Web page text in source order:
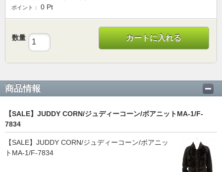
ポイント： 0 Pt
数量 カートに入れる
商品情報
【SALE】JUDDY CORN/ジュディーコーン/ボアニットMA-1/F-
7834
【SALE】JUDDY CORN/ジュディーコーン/ボアニッ
トMA-1/F-7834